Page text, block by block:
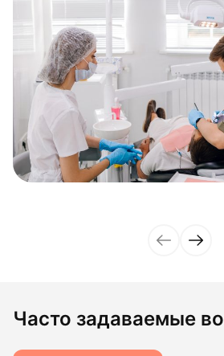
Часто задаваемые